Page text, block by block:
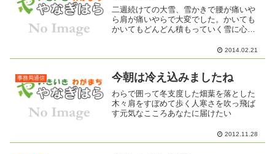
二週続けての大雪、雪かきで腰が痛いや
ら肩が痛いやらで大変でした。かいても
かいてもどんどん積もっていく雪に心も
た。昨日、今回の大雪で見えてきたいく
つかの興味深い話が聞けた。ひとつは、
2014.02.21
事務局通信 今朝は冷え込みましたね
わらで囲って冬支度した畑葉を落とした
木々肩をすぼめて歩く人寒さを吹っ飛ば
す元気なこころあなたに届けたい
2012.11.28